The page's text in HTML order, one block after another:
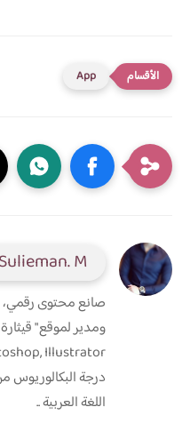
App
Sulieman. M
ومدير لموقع "
درجة البكالوريوس
اللغة العربية ..